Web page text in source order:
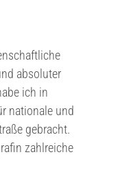
absoluter
ich in
nationale und
gebracht.
zahlreiche